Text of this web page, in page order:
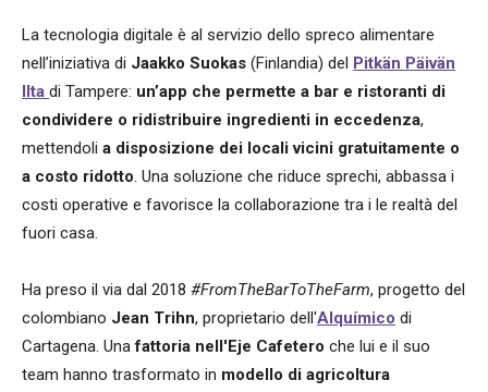
La tecnologia digitale è al servizio dello spreco alimentare
nell’iniziativa di Jaakko Suokas (Finlandia) del Pitkän Päivän
Ilta di Tampere: un’app che permette a bar e ristoranti di
condividere o ridistribuire ingredienti in eccedenza,
mettendoli a disposizione dei locali vicini gratuitamente o
a costo ridotto. Una soluzione che riduce sprechi, abbassa i
costi operative e favorisce la collaborazione tra i le realtà del
fuori casa.
Ha preso il via dal 2018 #FromTheBarToTheFarm, progetto del
colombiano Jean Trihn, proprietario dell'Alquímico di
Cartagena. Unafattoria nell'Eje Cafetero che lui e il suo
team hanno trasformato in modello di agricoltura